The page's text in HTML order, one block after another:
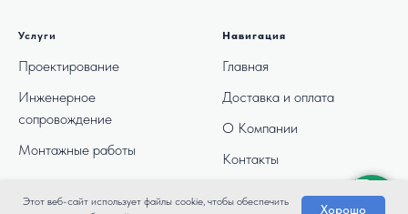
Этот веб-сайт использует файлы cookie, чтобы обеспечить
Хорошо
Услуги
Проектирование
Инженерное
сопровождение
Монтажные работы
Навигация
Главная
Доставка и оплата
О Компании
Контакты